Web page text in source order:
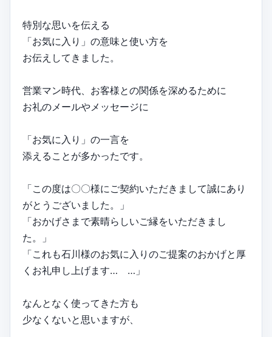
特別な思いを伝える
「お気に入り」の意味と使い方を
お伝えしてきました。
営業マン時代、お客様との関係を深めるために
お礼のメールやメッセージに
「お気に入り」の一言を
添えることが多かったです。
「この度は〇〇様にご契約いただきまして誠にあり
がとうございました。」
「おかげさまで素晴らしいご縁をいただきまし
た。」
「これも石川様のお気に入りのご提案のおかげと厚
くお礼申し上げます… …」
なんとなく使ってきた方も
少なくないと思いますが、